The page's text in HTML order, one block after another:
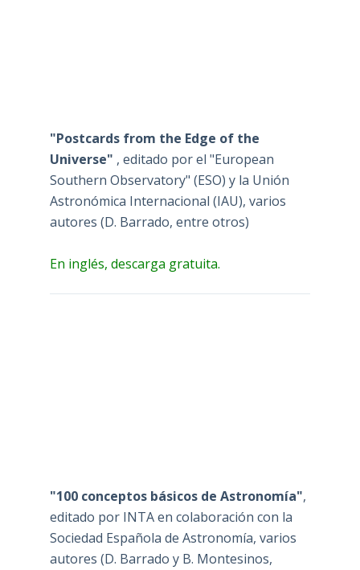
"Postcards from the Edge of the
Universe" , editado por el "European
Southern Observatory" (ESO) y la Unión
Astronómica Internacional (IAU), varios
autores (D. Barrado, entre otros)
En inglés, descarga gratuita.
"100 conceptos básicos de Astronomía",
editado por INTA en colaboración con la
Sociedad Española de Astronomía, varios
autores (D. Barrado y B. Montesinos,